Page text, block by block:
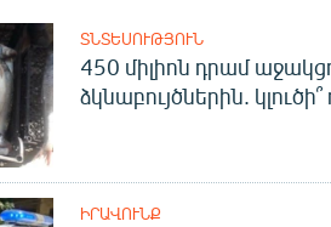
ՏՆՏԵՍՈՒԹՅՈՒՆ
450 միլիոն դրամ
ձկնաբույծներին.
ԻՐԱՎՈՒՆՔ